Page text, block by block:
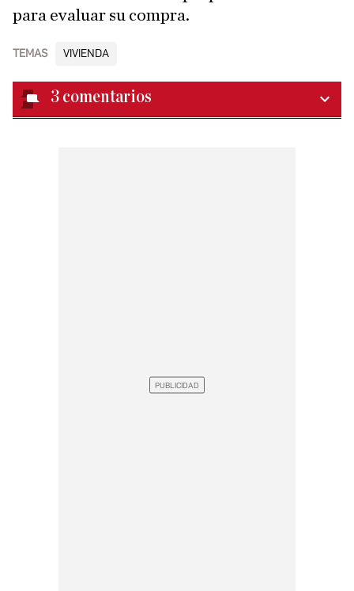
para evaluar su compra.
TEMAS VIVIENDA
3 comentarios